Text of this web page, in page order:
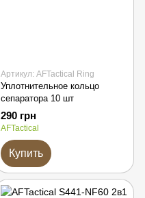
Артикул: AFTactical Ring
Уплотнительное кольцо
сепаратора 10 шт
290 грн
AFTactical
Купить